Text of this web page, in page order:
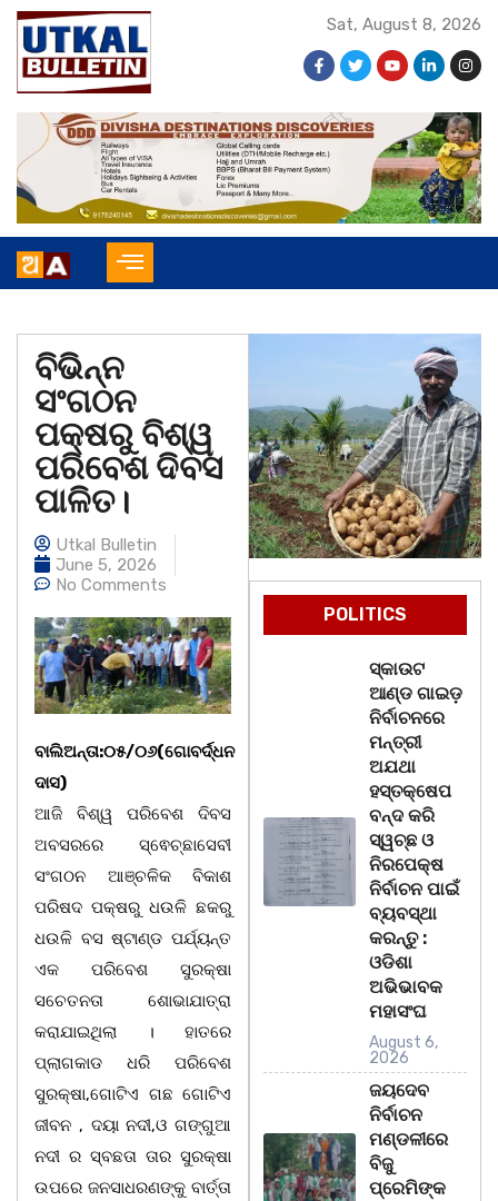
Sat, August 8, 2026
ବିଭିନ୍ନ
ସଂଗଠନ
ପକ୍ଷରୁ ବିଶ୍ୱ
ପରିବେଶ ଦିବସ
ପାଳିତ।
Utkal Bulletin
June 5, 2026
No Comments
ବାଲିଅନ୍ତା:୦୫/୦୬(ଗୋବର୍ଦ୍ଧନ
ଦାସ)
ଆଜି ବିଶ୍ୱ ପରିବେଶ ଦିବସ
ଅବସରରେ ସ୍ଵେଚ୍ଛାସେବୀ
ସଂଗଠନ ଆଞ୍ଚଳିକ ବିକାଶ
ପରିଷଦ ପକ୍ଷରୁ ଧଉଳି ଛକରୁ
ଧଉଳି ବସ ଷ୍ଟାଣ୍ଡ ପର୍ଯ୍ୟନ୍ତ
ଏକ ପରିବେଶ ସୁରକ୍ଷା
ସଚେତନତା ଶୋଭାଯାତ୍ରା
କରାଯାଇଥିଲା । ହାତରେ
ପ୍ଲାଗକାଡ ଧରି ପରିବେଶ
ସୁରକ୍ଷା,ଗୋଟିଏ ଗଛ ଗୋଟିଏ
ଜୀବନ , ଦୟା ନଦୀ,ଓ ଗଙ୍ଗୁଆ
ନଦୀ ର ସ୍ବଛତା ତାର ସୁରକ୍ଷା
ଉପରେ ଜନସାଧରଣଙ୍କୁ ବାର୍ତ୍ତା
POLITICS
ସ୍କାଉଟ
ଆଣ୍ଡ ଗାଇଡ଼
ନିର୍ବାଚନରେ
ମନ୍ତ୍ରୀ
ଅଯଥା
ହସ୍ତକ୍ଷେପ
ବନ୍ଦ କରି
ସ୍ୱଚ୍ଛ ଓ
ନିରପେକ୍ଷ
ନିର୍ବାଚନ ପାଇଁ
ବ୍ୟବସ୍ଥା
କରନ୍ତୁ :
ଓଡିଶା
ଅଭିଭାବକ
ମହାସଂଘ
August 6,
2026
ଜୟଦେବ
ନିର୍ବାଚନ
ମଣ୍ଡଳୀରେ
ବିଜୁ
ପ୍ରେମିଙ୍କ